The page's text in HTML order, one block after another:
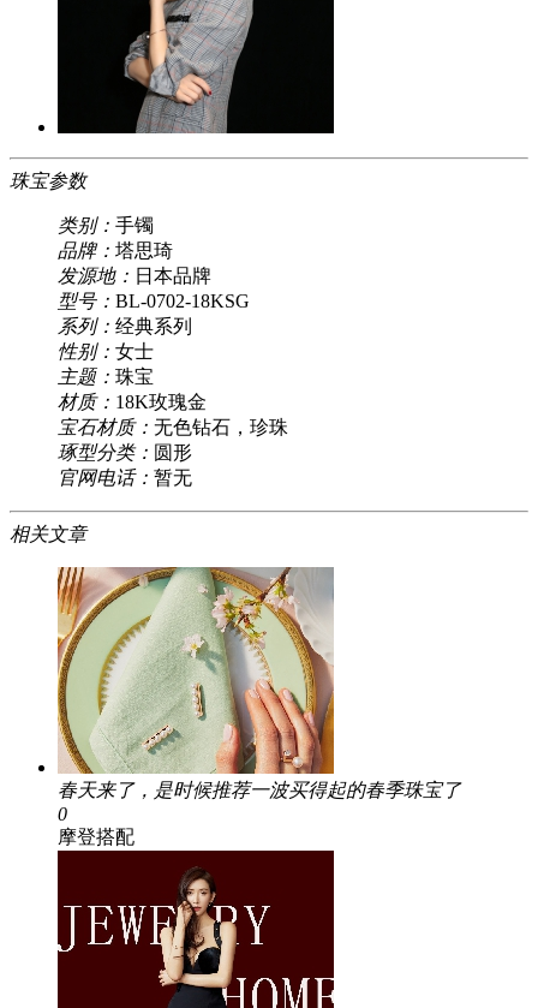
珠宝参数
类别： 手镯
品牌： 塔思琦
发源地： 日本品牌
型号： BL-0702-18KSG
系列： 经典系列
性别： 女士
主题： 珠宝
材质： 18K玫瑰金
宝石材质： 无色钻石，珍珠
琢型分类： 圆形
官网电话： 暂无
相关文章
春天来了，是时候推荐一波买得起的春季珠宝了
0
摩登搭配